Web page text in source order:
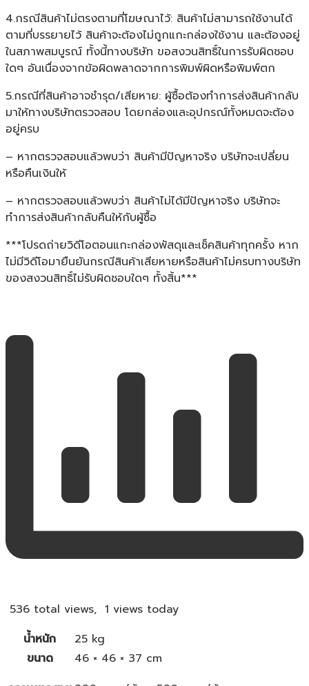
4.กรณีสินค้าไม่ตรงตามที่โฆษณาไว้: สินค้าไม่สามารถใช้งานได้
ตามที่บรรยายไว้ สินค้าจะต้องไม่ถูกแกะกล่องใช้งาน และต้องอยู่
ในสภาพสมบูรณ์ ทั้งนี้ทางบริษัท ขอสงวนสิทธิ์ในการรับผิดชอบ
ใดๆ อันเนื่องจากข้อผิดพลาดจากการพิมพ์ผิดหรือพิมพ์ตก
5.กรณีที่สินค้าอาจชำรุด/เสียหาย: ผู้ซื้อต้องทำการส่งสินค้ากลับ
มาให้ทางบริษัทตรวจสอบ โดยกล่องและอุปกรณ์ทั้งหมดจะต้อง
อยู่ครบ
– หากตรวจสอบแล้วพบว่า สินค้ามีปัญหาจริง บริษัทจะเปลี่ยน
หรือคืนเงินให้
– หากตรวจสอบแล้วพบว่า สินค้าไม่ได้มีปัญหาจริง บริษัทจะ
ทำการส่งสินค้ากลับคืนให้กับผู้ซื้อ
***โปรดถ่ายวิดีโอตอนแกะกล่องพัสดุและเช็คสินค้าทุกครั้ง หาก
ไม่มีวิดีโอมายืนยันกรณีสินค้าเสียหายหรือสินค้าไม่ครบทางบริษัท
ของสงวนสิทธิ์ไม่รับผิดชอบใดๆ ทั้งสิ้น***
536 total views, 1 views today
น้ำหนัก
25 kg
ขนาด
46 × 46 × 37 cm